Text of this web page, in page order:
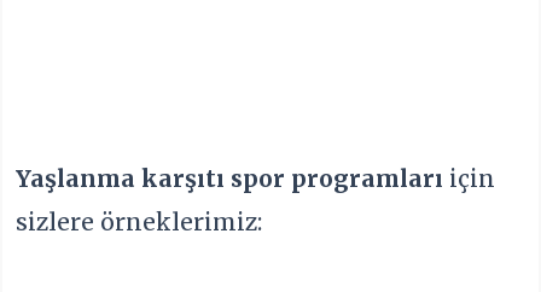
Yaşlanma karşıtı spor programları için
sizlere örneklerimiz: